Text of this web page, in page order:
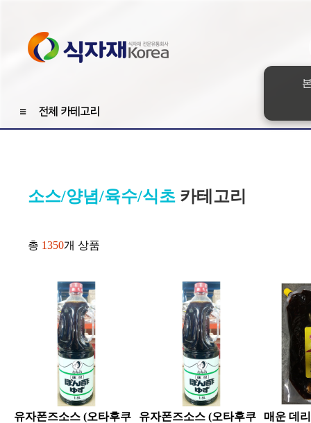
≡ 전체 카테고리
소스/양념/육수/식초 카테고리
총 1350개 상품
유자폰즈소스 (오타후쿠
유자폰즈소스 (오타후쿠
매운 데